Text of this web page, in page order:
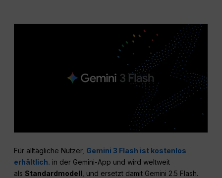
Für alltägliche Nutzer, Gemini 3 Flash ist kostenlos
erhältlich. in der Gemini-App und wird weltweit
alsStandardmodell , und ersetzt damit Gemini 2.5 Flash.